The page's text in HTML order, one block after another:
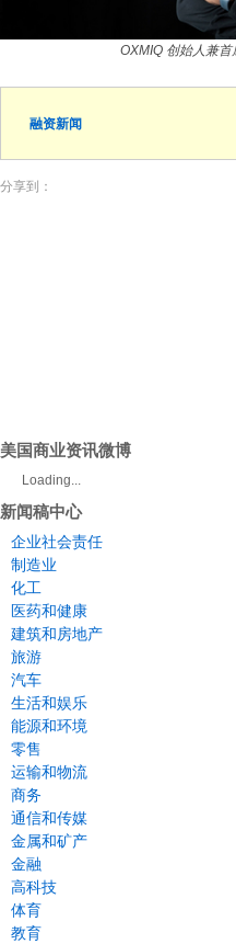
OXMIQ 创始人兼
融资新闻
分享到：
美国商业资讯微博
Loading...
新闻稿中心
企业社会责任
制造业
化工
医药和健康
建筑和房地产
旅游
汽车
生活和娱乐
能源和环境
零售
运输和物流
商务
通信和传媒
金属和矿产
金融
高科技
体育
教育